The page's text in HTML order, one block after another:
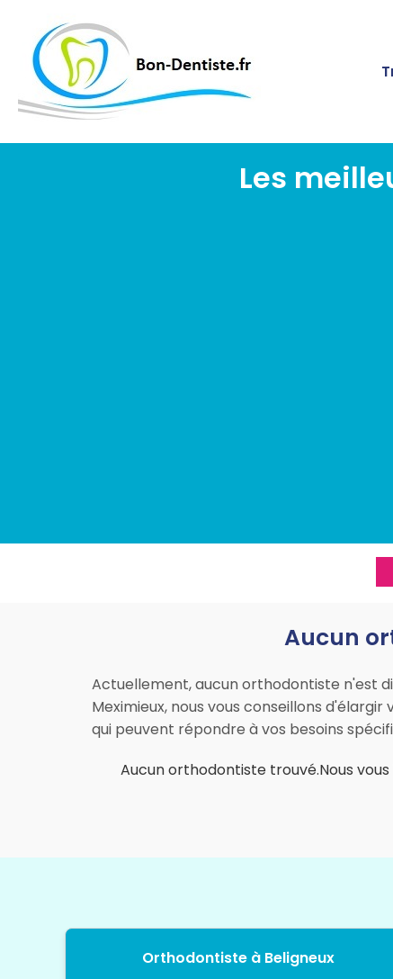
Les
Aucun
Actuellement, aucun orthodontiste n'est
Meximieux, nous vous conseillons
qui peuvent répondre à vos besoins
Aucun orthodontiste trouvé.Nous
Orthodontiste à Beligneux